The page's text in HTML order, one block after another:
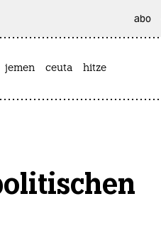
abo
jemen ceuta hitze